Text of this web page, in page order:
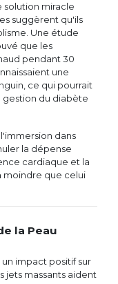
solution miracle
suggèrent qu'ils
Une étude
que les
pendant 30
une
ce qui pourrait
gestion du diabète
dans
la dépense
cardiaque et la
moindre que celui
la Peau
impact positif sur
jets massants aident